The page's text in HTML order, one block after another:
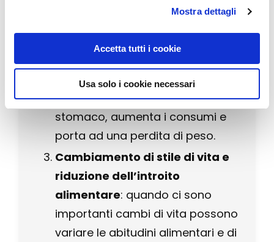
Mostra dettagli
Accetta tutti i cookie
Usa solo i cookie necessari
Periodi di forte stress
casi lo stress porta a mangiare di
più e ad ingrassare ma in altri
casi la tensione invece chiude lo
stomaco, aumenta i consumi e
porta ad una perdita di peso.
Cambiamento di stile di vita e
riduzione dell’introito
alimentare: quando ci sono
importanti cambi di vita possono
variare le abitudini alimentari e di